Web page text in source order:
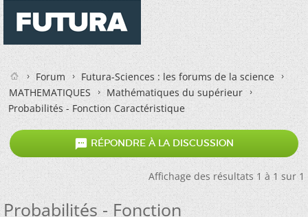
Forum
Futura-Sciences : les forums de la science
MATHEMATIQUES
Mathématiques du supérieur
Probabilités - Fonction Caractéristique
 RÉPONDRE À LA DISCUSSION
Affichage des résultats 1 à 1 sur 1
Probabilités - Fonction